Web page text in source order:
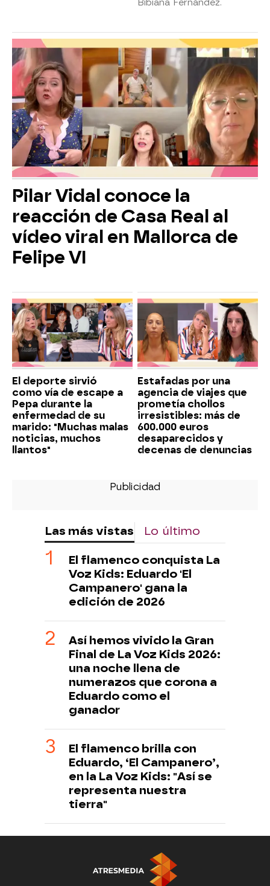
Bibiana Fernández.
Pilar Vidal conoce la
reacción de Casa Real al
vídeo viral en Mallorca de
Felipe VI
El deporte sirvió
como vía de escape a
Pepa durante la
enfermedad de su
marido: "Muchas malas
noticias, muchos
llantos"
Estafadas por una
agencia de viajes que
prometía chollos
irresistibles: más de
600.000 euros
desaparecidos y
decenas de denuncias
Las más vistas Lo último
El flamenco conquista La
Voz Kids: Eduardo 'El
Campanero' gana la
edición de 2026
Así hemos vivido la Gran
Final de La Voz Kids 2026:
una noche llena de
numerazos que corona a
Eduardo como el
ganador
El flamenco brilla con
Eduardo, ‘El Campanero’,
en la La Voz Kids: "Así se
representa nuestra
tierra"